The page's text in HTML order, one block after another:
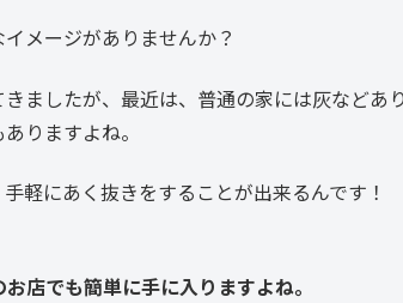
メージがありませんか？
ましたが、最近は、普通の家には灰などあ
りますよね。
軽にあく抜きをすることが出来るんです！
店でも簡単に手に入りますよね。